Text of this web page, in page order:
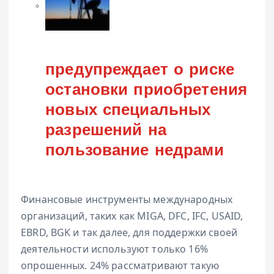
предупреждает о риске
остановки приобретения
новых специальных
разрешений на
пользование недрами
Финансовые инструменты международных
организаций, таких как MIGA, DFC, IFC, USAID,
EBRD, BGK и так далее, для поддержки своей
деятельности используют только 16%
опрошенных. 24% рассматривают такую